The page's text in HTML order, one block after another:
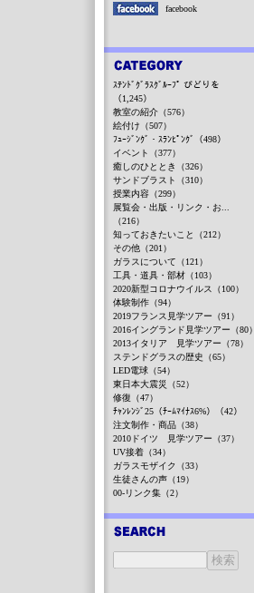
facebook
ｽﾃﾝﾄﾞｸﾞﾗｽｸﾞﾙｰﾌﾟ びどりを
（1,245）
教室の紹介（576）
絵付け（507）
ﾌｭｰｼﾞﾝｸﾞ・ｽﾗﾝﾋﾟﾝｸﾞ（498）
イベント（377）
癒しのひととき（326）
サンドブラスト（310）
授業内容（299）
展覧会・出版・リンク・お...
（216）
知っておきたいこと（212）
その他（201）
ガラスについて（121）
工具・道具・部材（103）
2020新型コロナウイルス（100）
体験制作（94）
2019フランス見学ツアー（91）
2016イングランド見学ツアー（80）
2013イタリア 見学ツアー（78）
ステンドグラスの歴史（65）
LED電球（54）
東日本大震災（52）
修復（47）
ﾁｬﾝﾚﾝｼﾞ25（ﾁｰﾑﾏｲﾅｽ6%）（42）
注文制作・商品（38）
2010ドイツ 見学ツアー（37）
UV接着（34）
ガラスモザイク（33）
生徒さんの声（19）
00-リンク集（2）